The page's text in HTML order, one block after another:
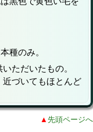
種のみ。
ただいたもの。
近づいてもほとんど
▲ 先頭ページへ